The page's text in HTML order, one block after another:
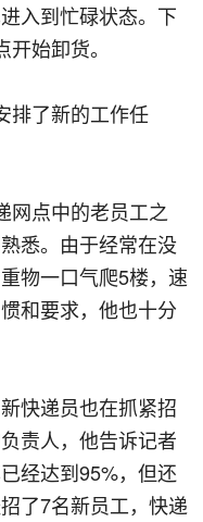
入到忙碌状态。下
始卸货。
排了新的工作任
网点中的老员工之
悉。由于经常在没
物一口气爬5楼，速
和要求，他也十分
快递员也在抓紧招
责人，他告诉记者
经达到95%，但还
了7名新员工，快递